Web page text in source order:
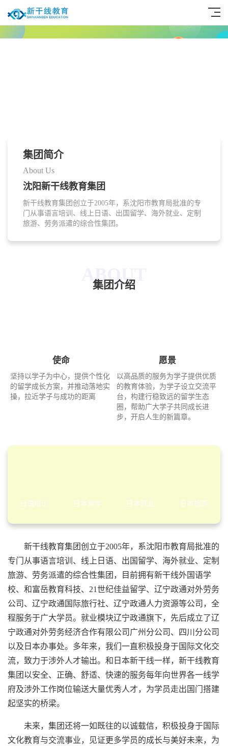
集团简介
About Us
沈阳新干线教育集团
新干线教育集团创立于2005年，系沈阳市教育局批准的专
门从事语言培训、线上日语、出国留学、海外就业、定制
旅游、劳务派遣的综合性集团。
ABOUT
集团介绍
使命
坚持以学子为中心，提供个性化
的留学成长方案，并推动落地实
操，拉近学子与成功的距离
愿景
以高品质的服务为学子提供优质
的教育体验，为学子设立交流平
台，构建行稳致远的留学生态
圈，帮助广大学子共同成长进
步，开启人生的新篇章。
日语培训 日本留学 日本就业 日本旅游
新干线教育集团创立于2005年，系沈阳市教育局批准的
专门从事语言培训、线上日语、出国留学、海外就业、定制
旅游、劳务派遣的综合性集团，目前拥有新干线外国语学
校、和富岳教育科技、21世纪佳益留学、辽宁政通对外劳务
公司、辽宁政通国际旅行社、辽宁政通人力资源等公司，全
程服务于广大学员。就业模块辽宁政通旗下，先后成立了辽
宁政通对外劳务经济合作有限公司广州分公司、四川分公司
以及日本办事处。多年来，我们一直积极投身于国际文化交
流，致力于涉外人才输出。和日本新干线一样，新干线教育
集团以安全、正确、舒适、快速的服务每年向世界各一线学
府及涉外工作岗位输送大量优秀人才，为学员走出国门搭建
起坚实的桥梁。
未来，集团还将一如既往的以诚载信，积极投身于国际
文化教育与交流事业，见证更多学员的成长与美好未来，为